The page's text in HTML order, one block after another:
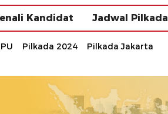
Kandidat Jadwal Pilkada
Pilkada 2024 Pilkada Jakarta